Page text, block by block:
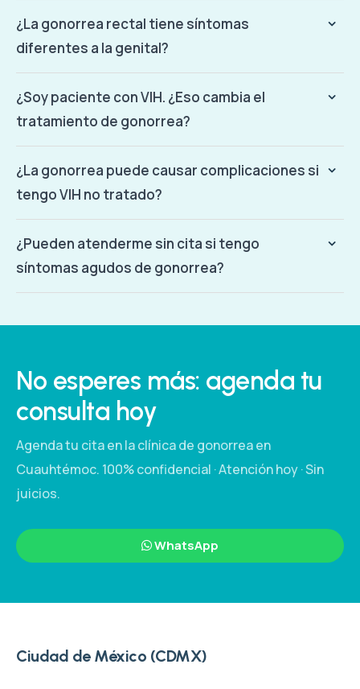
¿La gonorrea rectal tiene síntomas
diferentes a la genital?
¿Soy paciente con VIH. ¿Eso cambia el
tratamiento de gonorrea?
¿La gonorrea puede causar complicaciones si
tengo VIH no tratado?
¿Pueden atenderme sin cita si tengo
síntomas agudos de gonorrea?
No esperes más: agenda tu
consulta hoy
Agenda tu cita en la clínica de gonorrea en
Cuauhtémoc. 100% confidencial · Atención hoy · Sin
juicios.
WhatsApp
Ciudad de México (CDMX)